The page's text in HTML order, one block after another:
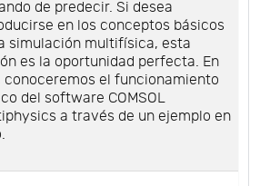
de predecir. Si desea
en los conceptos básicos
simulación multifísica, esta
es la oportunidad perfecta. En
conoceremos el funcionamiento
del software COMSOL
a través de un ejemplo en